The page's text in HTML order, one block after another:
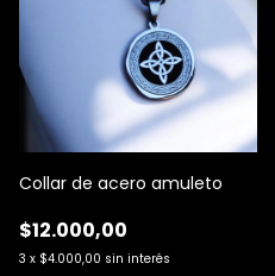
Collar de acero amuleto
$12.000,00
3 x $4.000,00 sin interés